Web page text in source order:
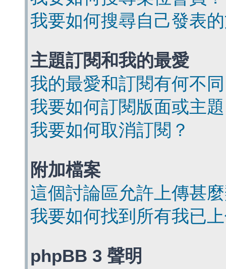
我要如何搜尋自己發表
主題訂閱和我的最愛
我的最愛和訂閱有何不
我要如何訂閱版面或主
我要如何取消訂閱？
附加檔案
這個討論區允許上傳甚
我要如何找到所有我已
phpBB 3 聲明